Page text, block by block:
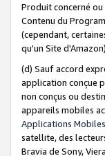
Produit concerné
Contenu du
(cependant,
qu'un Site
(d) Sauf accord
application conçue
non conçus ou
appareils mobiles
Applications Mobiles
satellite, des
Bravia de Sony,